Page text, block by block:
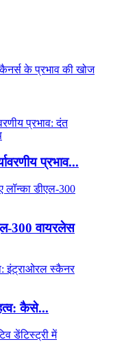
के प्रभाव की खोज
प्रभाव...
300 वायरलेस
कैसे...